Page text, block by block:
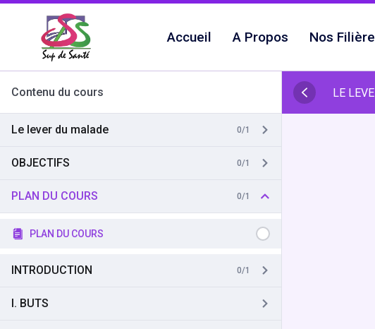
contenu
Accueil A Propos Nos
Contenu du cours
Le lever du malade 0/1
OBJECTIFS 0/1
PLAN DU COURS 0/1
PLAN DU COURS
INTRODUCTION 0/1
I. BUTS
LE